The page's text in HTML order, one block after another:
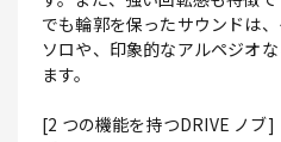
でも輪郭を保ったサウンドは
ソロや、印象的なアルペジオ
ます。
[2 つの機能を持つDRIVE ノブ]